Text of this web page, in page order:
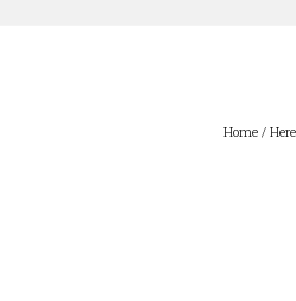
Home / Here